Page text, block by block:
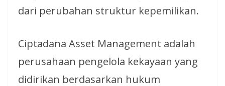
dari perubahan struktur kepemilikan.
Ciptadana Asset Management adalah
perusahaan pengelola kekayaan yang
didirikan berdasarkan hukum